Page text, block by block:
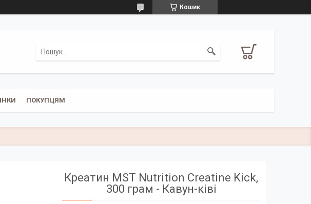
Кошик
ПОКУПЦЯМ
Креатин MST Nutrition Creatine Kick,
300 грам - Кавун-ківі